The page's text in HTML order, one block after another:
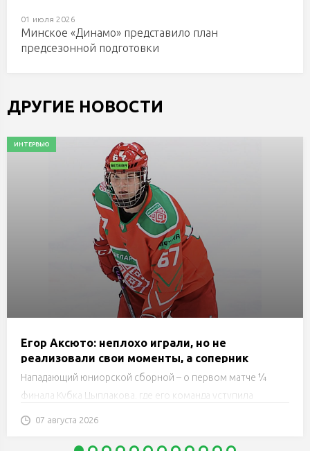
01 июля 2026
Минское «Динамо» представило план
предсезонной подготовки
ДРУГИЕ НОВОСТИ
ИНТЕРВЬЮ
Егор Аксюто: неплохо играли, но не
реализовали свои моменты, а соперник
реализовал
Нападающий юниорской сборной – о первом матче ¼
финала Кубка Цыплакова, где его команда уступила
«Рыцарям».
07 августа 2026